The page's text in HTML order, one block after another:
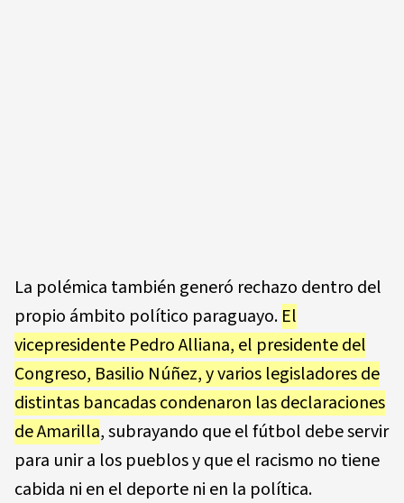
La polémica también generó rechazo dentro del
propio ámbito político paraguayo. El
vicepresidente Pedro Alliana, el presidente del
Congreso, Basilio Núñez, y varios legisladores de
distintas bancadas condenaron las declaraciones
de Amarilla, subrayando que el fútbol debe servir
para unir a los pueblos y que el racismo no tiene
cabida ni en el deporte ni en la política.